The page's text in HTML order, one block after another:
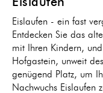
Eislaufen
Eislaufen - ein fast
Entdecken Sie das
mit Ihren Kindern,
Hofgastein, unweit
genügend Platz, um
Nachwuchs Eislaufen